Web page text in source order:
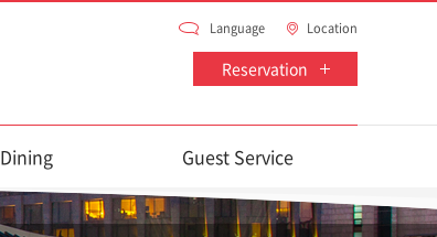
Language Location
Reservation
Dining Guest Service